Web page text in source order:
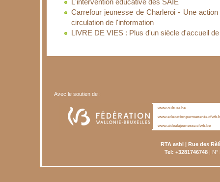
L'intervention éducative des SAIE
Carrefour jeunesse de Charleroi - Une
circulation de l'information
LIVRE DE VIES : Plus d'un siècle d'accueil
Avec le soutien de :
www.culture.be
www.aidealajeunesse.cfwb.be
RTA asbl | Rue des
Tel: +3281746748| N°